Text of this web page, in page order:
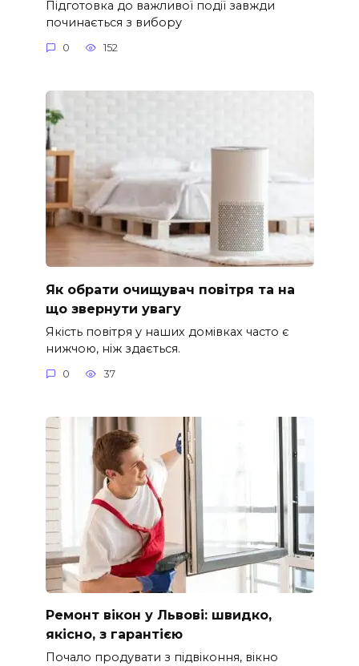
Підготовка до важливої події завжди
починається з вибору
0 152
Як обрати очищувач повітря та на
що звернути увагу
Якість повітря у наших домівках часто є
нижчою, ніж здається.
0 37
Ремонт вікон у Львові: швидко,
якісно, з гарантією
Почало продувати з підвіконня, вікно